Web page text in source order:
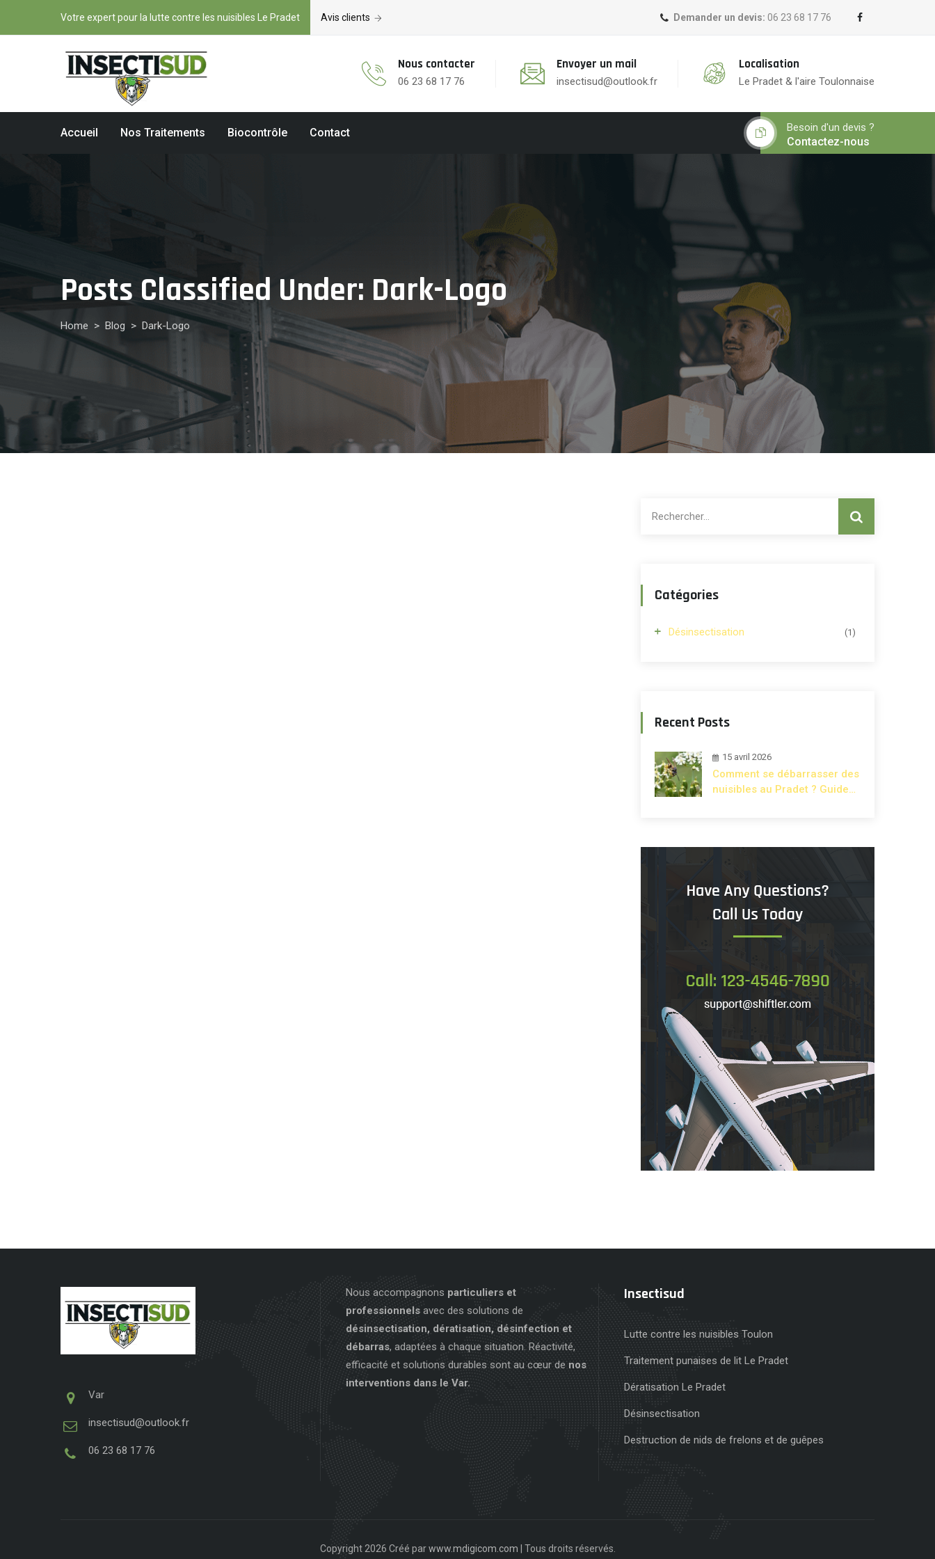
Votre expert pour la lutte contre les nuisibles Le Pradet Avis clients Demander un devis: 06 23 68 17 76
Nous contacter
06 23 68 17 76
Envoyer un mail
insectisud@outlook.fr
Localisation
Le Pradet & l'aire Toulonnaise
Accueil Nos Traitements Biocontrôle Contact Besoin d'un devis ?
Contactez-nous
Posts Classified Under: Dark-Logo
Home > Blog > Dark-Logo
Catégories
Désinsectisation (1)
Recent Posts
15 avril 2026
Comment se débarrasser des
nuisibles au Pradet ? Guide
Var
insectisud@outlook.fr
06 23 68 17 76
Nous accompagnons particuliers et
professionnels avec des solutions de
désinsectisation, dératisation, désinfection et
débarras, adaptées à chaque situation. Réactivité,
efficacité et solutions durables sont au cœur denos
interventions dans le Var.
Insectisud
Lutte contre les nuisibles Toulon
Traitement punaises de lit Le Pradet
Dératisation Le Pradet
Désinsectisation
Destruction de nids de frelons et de guêpes
Copyright 2026 Créé parwww.mdigicom.com | Tous droits réservés.